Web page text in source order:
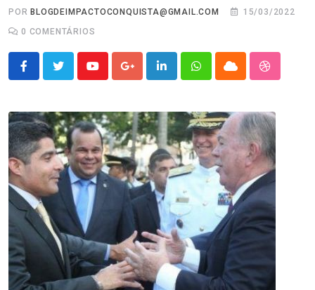
POR BLOGDEIMPACTOCONQUISTA@GMAIL.COM
15/03/2022
0 COMENTÁRIOS
YoutubeGoogle+LinkedInWhatsappCloud